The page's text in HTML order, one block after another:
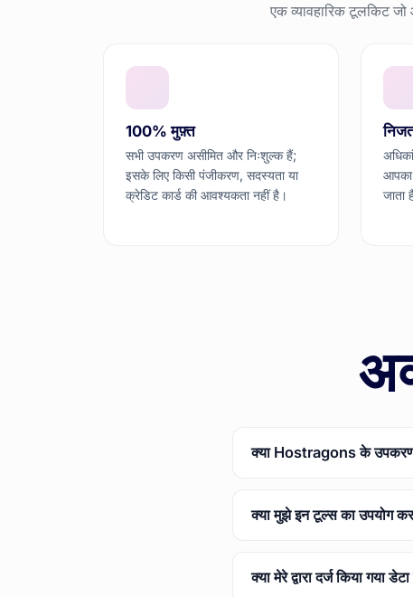
एक व्यावहारिक टूलकिट
100% मुफ़्त
सभी उपकरण असीमित और निःशुल्क हैं;
इसके लिए किसी पंजीकरण, सदस्यता या
क्रेडिट कार्ड की आवश्यकता नहीं है।
आपका
जाता
क्या Hostragons के उपकरण
क्या मुझे इन टूल्स का उपयोग
क्या मेरे द्वारा दर्ज किया गया